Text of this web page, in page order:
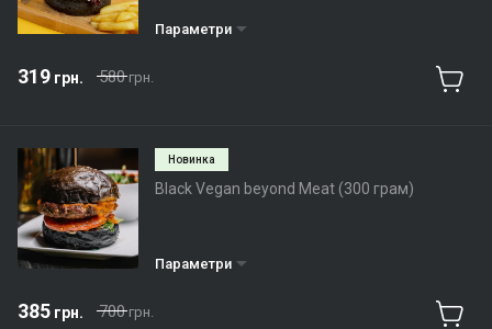
Параметри
580грн.
319 грн.
Новинка
Black Vegan beyond Meat (300 грам)
Параметри
700грн.
385 грн.